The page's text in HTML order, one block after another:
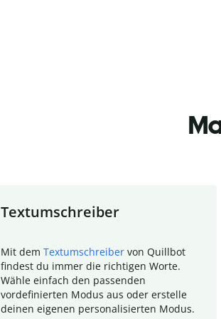
Textumschreiber
Mit dem Textumschreiber von Quillbot
findest du immer die richtigen Worte.
Wähle einfach den passenden
vordefinierten Modus aus oder erstelle
deinen eigenen personalisierten Modus.